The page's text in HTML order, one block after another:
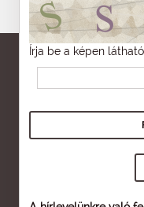
Írja be a képen